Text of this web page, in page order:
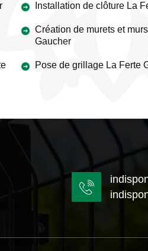
Installation de clôture La
Création de murets et
Gaucher
Pose de grillage La Ferte